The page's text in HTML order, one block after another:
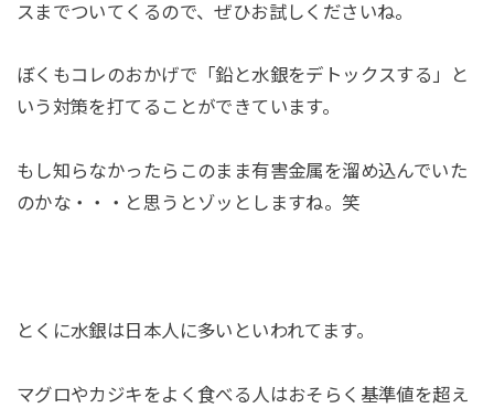
スまでついてくるので、ぜひお試しくださいね。
ぼくもコレのおかげで「鉛と水銀をデトックスする」と
いう対策を打てることができています。
もし知らなかったらこのまま有害金属を溜め込んでいた
のかな・・・と思うとゾッとしますね。笑
とくに水銀は日本人に多いといわれてます。
マグロやカジキをよく食べる人はおそらく基準値を超え